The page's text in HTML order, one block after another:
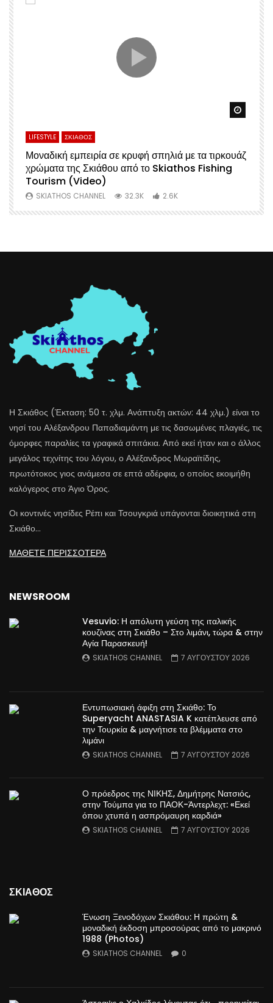
Watch Later
LIFESTYLE ΣΚΙΑΘΟΣ
Μοναδική εμπειρία σε κρυφή σπηλιά με τα τιρκουάζ
χρώματα της Σκιάθου από το Skiathos Fishing
Tourism (Video)
SKIATHOS CHANNEL 32.3K 2.6K
Η Σκιάθος (Έκταση: 50 τ. χλμ. Ανάπτυξη ακτών: 44 χλμ.) είναι το
νησί του Αλέξανδρου Παπαδιαμάντη με τις δασωμένες πλαγιές, τις
όμορφες παραλίες τα γραφικά σπιτάκια. Από εκεί ήταν και ο άλλος
μεγάλος τεχνίτης του λόγου, ο Αλέξανδρος Μωραϊτίδης,
πρωτότοκος γιος ανάμεσα σε επτά αδέρφια, ο οποίος εκοιμήθη
καλόγερος στο Άγιο Όρος.
Οι κοντινές νησίδες Ρέπι και Τσουγκριά υπάγονται διοικητικά στη
Σκιάθο…
ΜΑΘΕΤΕ ΠΕΡΙΣΣΟΤΕΡΑ
NEWSROOM
Vesuvio: Η απόλυτη γεύση της ιταλικής
κουζίνας στη Σκιάθο – Στο λιμάνι, τώρα & στην
Αγία Παρασκευή!
SKIATHOS CHANNEL 7 ΑΥΓΟΥΣΤΟΥ 2026
Εντυπωσιακή άφιξη στη Σκιάθο: Το
Superyacht ANASTASIA K κατέπλευσε από
την Τουρκία & μαγνήτισε τα βλέμματα στο
λιμάνι
SKIATHOS CHANNEL 7 ΑΥΓΟΥΣΤΟΥ 2026
Ο πρόεδρος της ΝΙΚΗΣ, Δημήτρης Νατσιός,
στην Τούμπα για το ΠΑΟΚ-Άντερλεχτ: «Εκεί
όπου χτυπά η ασπρόμαυρη καρδιά»
SKIATHOS CHANNEL 7 ΑΥΓΟΥΣΤΟΥ 2026
ΣΚΙΑΘΟΣ
Ένωση Ξενοδόχων Σκιάθου: Η πρώτη &
μοναδική έκδοση μπροσούρας από το μακρινό
1988 (Photos)
SKIATHOS CHANNEL 0